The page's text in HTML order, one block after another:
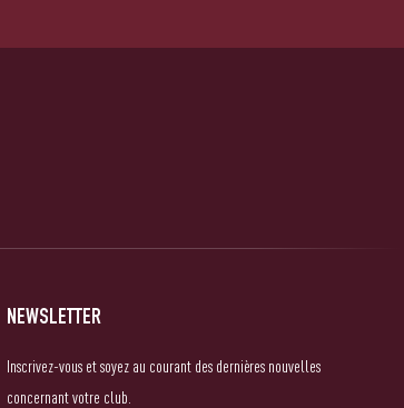
NEWSLETTER
Inscrivez-vous et soyez au courant des dernières nouvelles
concernant votre club.